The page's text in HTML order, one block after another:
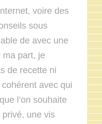
voire des
sous
de avec une
ma part, je
de recette ni
avec qui
l’on souhaite
une vis